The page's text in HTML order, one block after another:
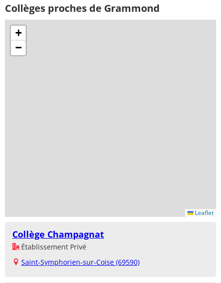
Collèges proches de Grammond
+
−
Leaflet
Collège Champagnat
Établissement Privé
Saint-Symphorien-sur-Coise (69590)